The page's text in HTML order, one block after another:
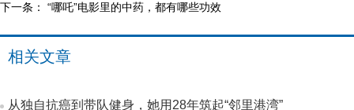
下一条： “哪吒”电影里的中药，都有哪些功效
相关文章
从独自抗癌到带队健身，她用28年筑起“邻里港湾”